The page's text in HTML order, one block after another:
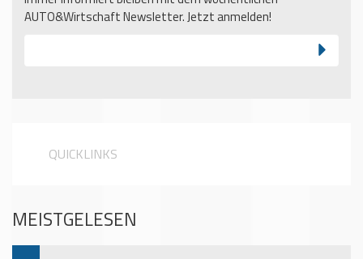
AUTO&Wirtschaft Newsletter. Jetzt anmelden!
QUICKLINKS
MEISTGELESEN